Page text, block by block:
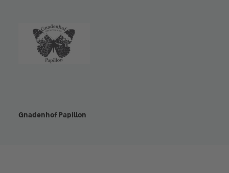
Gnadenhof Papillon